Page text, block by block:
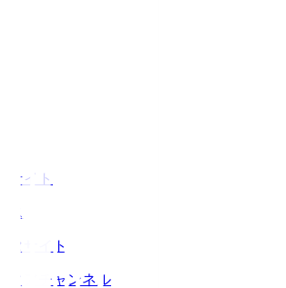
サイト
ス
タサイト
ィアチャンネル